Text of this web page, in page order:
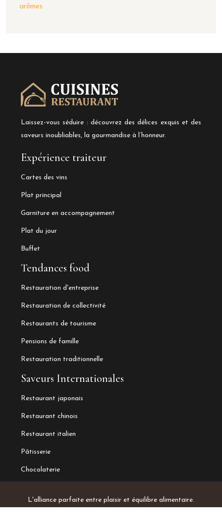
arômes
Laissez-vous séduire : découvrez des délices exquis et des
saveurs inoubliables, la gourmandise à l’honneur.
Expérience traiteur
Cartes des vins
Plat principal
Garniture en accompagnement
Plat du jour
Buffet
Tendances food
Restauration d'entreprise
Restauration de collectivité
Restaurants de tourisme
Pensions de famille
Restauration traditionnelle
Saveurs Internationales
Restaurant japonais
Restaurant chinois
Restaurant italien
Pâtisserie
Chocolaterie
L'alliance parfaite entre plaisir et équilibre alimentaire.